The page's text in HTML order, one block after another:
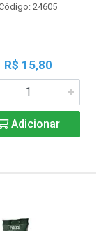
24605
R$ 15,80
Adicionar